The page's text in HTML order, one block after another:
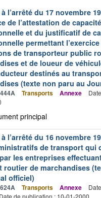
l’arrêté du 17 novembre
de l’attestation de capacité
et du justificatif de
permettant
de transporteur public
et de loueur de
destinés au
(texte non paru au
Transports Annexe
principal
l’arrêté du 16 novembre
de transport qui
les entreprises
routier de marchandises
officiel)
Transports Annexe
Date de publication : 10-01-2000